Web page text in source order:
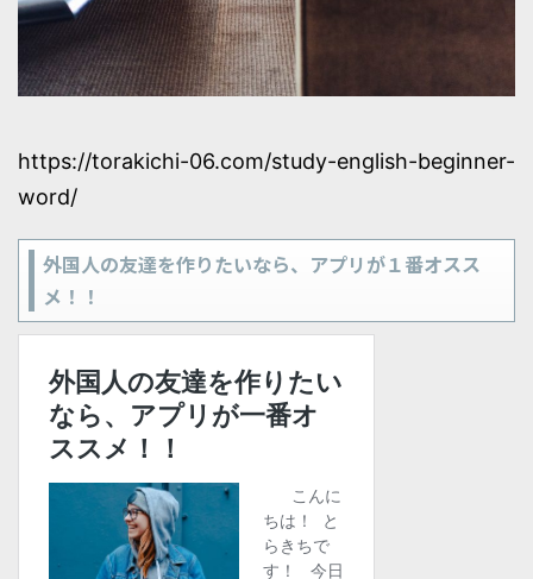
https://torakichi-06.com/study-english-beginner-
word/
外国人の友達を作りたいなら、アプリが１番オスス
メ！！